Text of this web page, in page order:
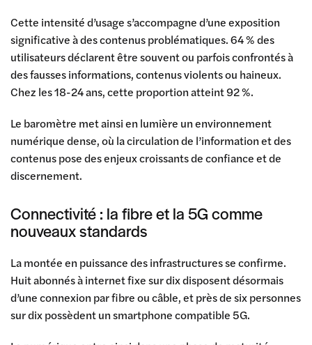
Cette intensité d’usage s’accompagne d’une exposition
significative à des contenus problématiques. 64 % des
utilisateurs déclarent être souvent ou parfois confrontés à
des fausses informations, contenus violents ou haineux.
Chez les 18-24 ans, cette proportion atteint 92 %.
Le baromètre met ainsi en lumière un environnement
numérique dense, où la circulation de l’information et des
contenus pose des enjeux croissants de confiance et de
discernement.
Connectivité : la fibre et la 5G comme
nouveaux standards
La montée en puissance des infrastructures se confirme.
Huit abonnés à internet fixe sur dix disposent désormais
d’une connexion par fibre ou câble, et près de six personnes
sur dix possèdent un smartphone compatible 5G.